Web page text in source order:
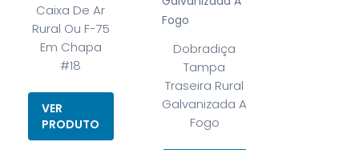
Caixa De Ar
Rural Ou F-75
Em Chapa
#18
VER
PRODUTO
Dobradiça
Tampa
Traseira Rural
Galvanizada A
Fogo